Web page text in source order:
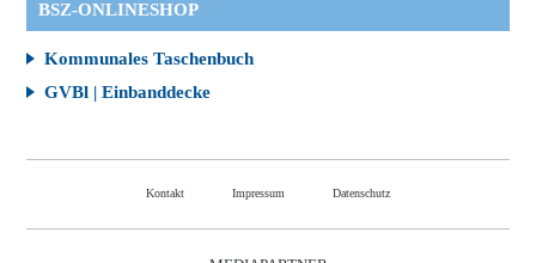
BSZ-ONLINESHOP
Kommunales Taschenbuch
GVBl | Einbanddecke
Kontakt Impressum Datenschutz